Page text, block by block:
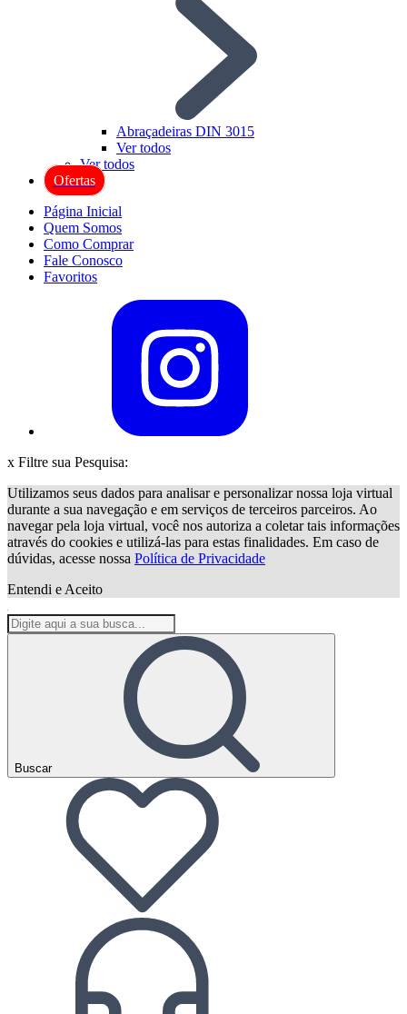
Abraçadeiras DIN 3015
Ver todos
Ver todos
Ofertas
Página Inicial
Quem Somos
Como Comprar
Fale Conosco
Favoritos
x Filtre sua Pesquisa:
Utilizamos seus dados para analisar e personalizar nossa loja virtual
durante a sua navegação e em serviços de terceiros parceiros. Ao
navegar pela loja virtual, você nos autoriza a coletar tais informações
através do cookies e utilizá-las para estas finalidades. Em caso de
dúvidas, acesse nossa Política de Privacidade
Entendi e Aceito
Buscar